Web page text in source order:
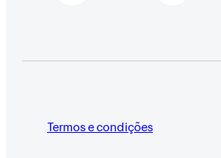
Termos e condições